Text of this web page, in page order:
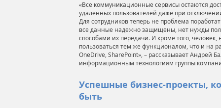
«Все коммуникационные сервисы остаются
удаленных пользователей даже при
Для сотрудников теперь не проблема
все данные надежно защищены, нет нужды
способами их передачи. И кроме того,
пользоваться тем же функционалом, что и на
OneDrive, SharePoint», – рассказывает Андрей
информационным технологиям группы
Успешные бизнес-проекты,
быть